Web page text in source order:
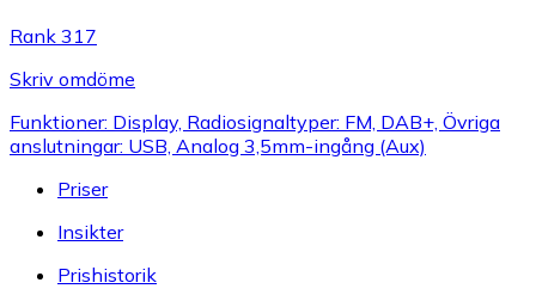
Rank 317
Skriv omdöme
Funktioner: Display, Radiosignaltyper: FM, DAB+, Övriga
anslutningar: USB, Analog 3,5mm-ingång (Aux)
Priser
Insikter
Prishistorik